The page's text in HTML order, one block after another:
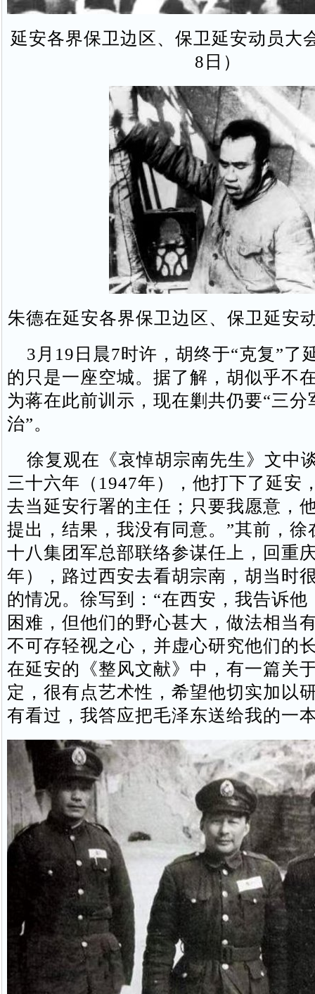
延安各界保卫边区、保卫延安动员大
8日）
朱德在延安各界保卫边区、保卫延安
3月19日晨7时许，胡终于“克复”了
的只是一座空城。据了解，胡似乎不
为蒋在此前训示，现在剿共仍要“三分
治”。
徐复观在《哀悼胡宗南先生》文中
三十六年（1947年），他打下了延安
去当延安行署的主任；只要我愿意，
提出，结果，我没有同意。”其前，徐
十八集团军总部联络参谋任上，回重
年），路过西安去看胡宗南，胡当时
的情况。徐写到：“在西安，我告诉他
困难，但他们的野心甚大，做法相当
不可存轻视之心，并虚心研究他们的
在延安的《整风文献》中，有一篇关
定，很有点艺术性，希望他切实加以
有看过，我答应把毛泽东送给我的一